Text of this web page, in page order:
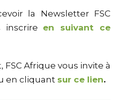
la Newsletter FSC
inscrire en suivant ce
FSC Afrique vous invite à
en cliquant sur ce lien.